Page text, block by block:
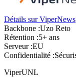
Détails sur ViperNews
Backbone :Uzo Reto
Rétention :5+ ans
Serveur :EU
Confidentialité :
ViperUNL